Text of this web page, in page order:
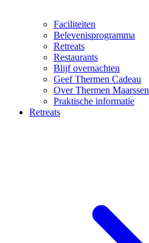
Faciliteiten
Belevenisprogramma
Retreats
Restaurants
Blijf overnachten
Geef Thermen Cadeau
Over Thermen Maarssen
Praktische informatie
Retreats